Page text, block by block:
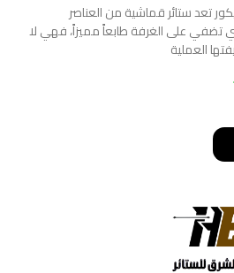
تعد ستائر قماشية من العناصر
تضفي على الغرفة طابعاً مميزاً، فهي لا
العملية